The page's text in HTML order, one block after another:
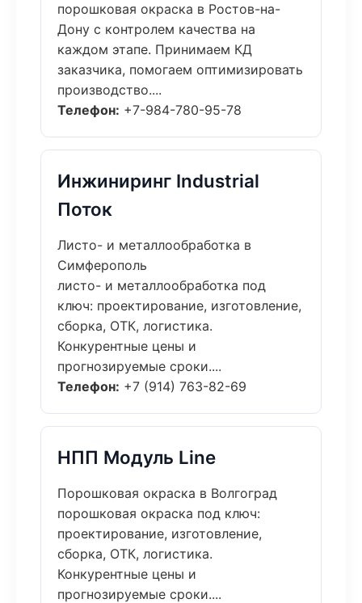
порошковая окраска в Ростов-на-
Дону с контролем качества на
каждом этапе. Принимаем КД
заказчика, помогаем оптимизировать
производство....
Телефон: +7-984-780-95-78
Инжиниринг Industrial
Поток
Листо- и металлообработка в
Симферополь
листо- и металлообработка под
ключ: проектирование, изготовление,
сборка, ОТК, логистика.
Конкурентные цены и
прогнозируемые сроки....
Телефон: +7 (914) 763-82-69
НПП Модуль Line
Порошковая окраска в Волгоград
порошковая окраска под ключ:
проектирование, изготовление,
сборка, ОТК, логистика.
Конкурентные цены и
прогнозируемые сроки....